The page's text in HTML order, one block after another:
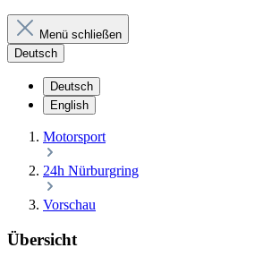
Menü schließen
Deutsch
Deutsch
English
Motorsport
24h Nürburgring
Vorschau
Übersicht